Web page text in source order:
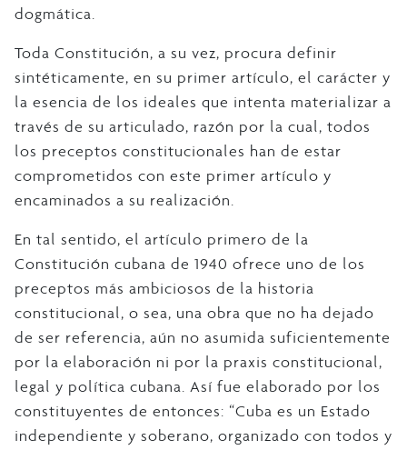
dogmática.
Toda Constitución, a su vez, procura definir
sintéticamente, en su primer artículo, el carácter y
la esencia de los ideales que intenta materializar a
través de su articulado, razón por la cual, todos
los preceptos constitucionales han de estar
comprometidos con este primer artículo y
encaminados a su realización.
En tal sentido, el artículo primero de la
Constitución cubana de 1940 ofrece uno de los
preceptos más ambiciosos de la historia
constitucional, o sea, una obra que no ha dejado
de ser referencia, aún no asumida suficientemente
por la elaboración ni por la praxis constitucional,
legal y política cubana. Así fue elaborado por los
constituyentes de entonces: “Cuba es un Estado
independiente y soberano, organizado con todos y